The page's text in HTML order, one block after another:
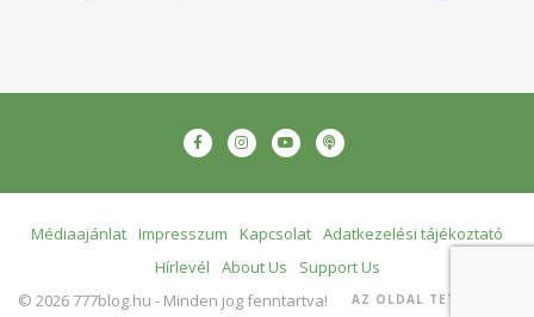
Médiaajánlat Impresszum Kapcsolat Adatkezelési tájékoztató
Hírlevél
About Us
Support Us
© 2026 777blog.hu - Minden jog fenntartva!
AZ OLDAL TETEJÉRE